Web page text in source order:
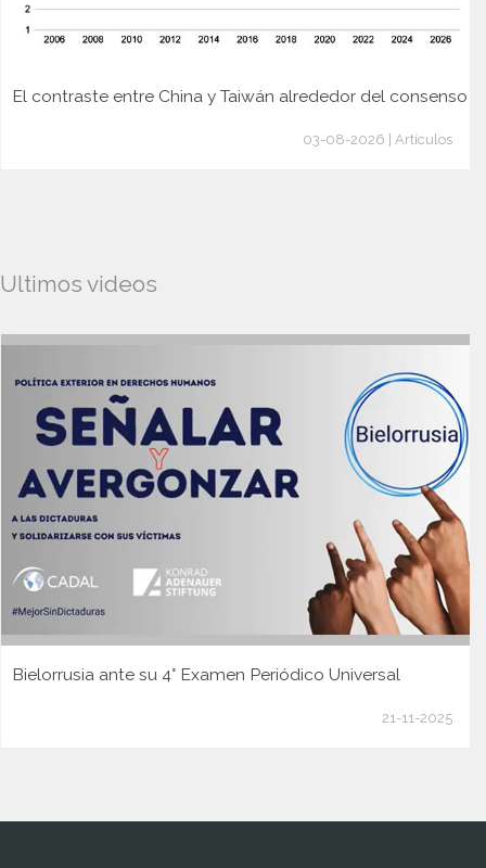
El contraste entre China y Taiwán alrededor del consenso
03-08-2026 | Artículos
Ultimos videos
Bielorrusia ante su 4° Examen Periódico Universal
21-11-2025